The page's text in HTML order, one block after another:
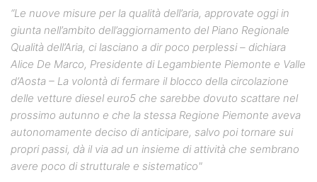
“Le nuove misure per la qualità dell’aria, approvate oggi in
giunta nell’ambito dell’aggiornamento del Piano Regionale
Qualità dell’Aria, ci lasciano a dir poco perplessi – dichiara
Alice De Marco, Presidente di Legambiente Piemonte e Valle
d’Aosta – La volontà di fermare il blocco della circolazione
delle vetture diesel euro5 che sarebbe dovuto scattare nel
prossimo autunno e che la stessa Regione Piemonte aveva
autonomamente deciso di anticipare, salvo poi tornare sui
propri passi, dà il via ad un insieme di attività che sembrano
avere poco di strutturale e sistematico"